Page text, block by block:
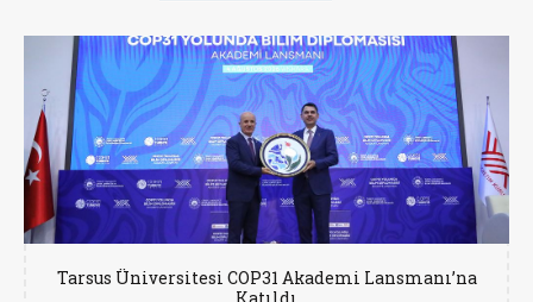
Tarsus Üniversitesi COP31 Akademi Lansmanı’na